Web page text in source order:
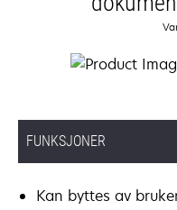
FUNKSJONER
Kan byttes av